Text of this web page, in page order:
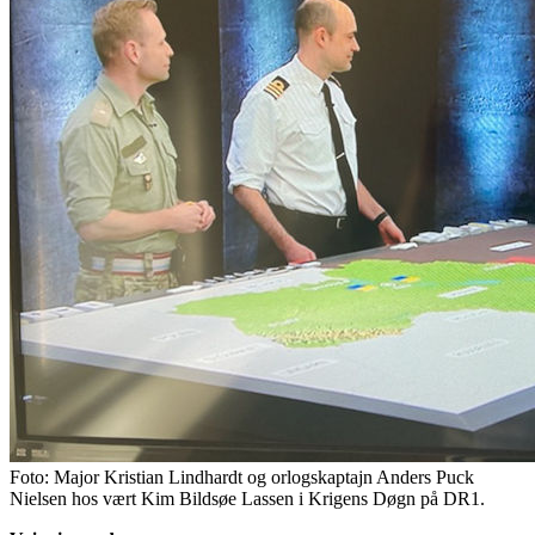
Foto: Major Kristian Lindhardt og orlogskaptajn Anders Puck
Nielsen hos vært Kim Bildsøe Lassen i Krigens Døgn på DR1.